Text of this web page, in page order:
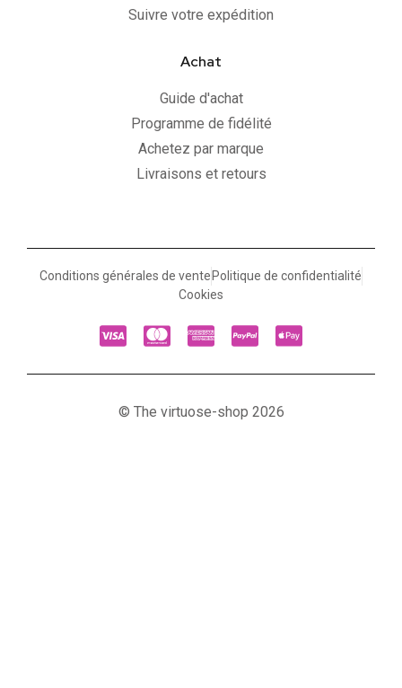
Suivre votre expédition
Achat
Guide d'achat
Programme de fidélité
Achetez par marque
Livraisons et retours
Conditions générales de vente Politique de confidentialité
Cookies
© The virtuose-shop 2026